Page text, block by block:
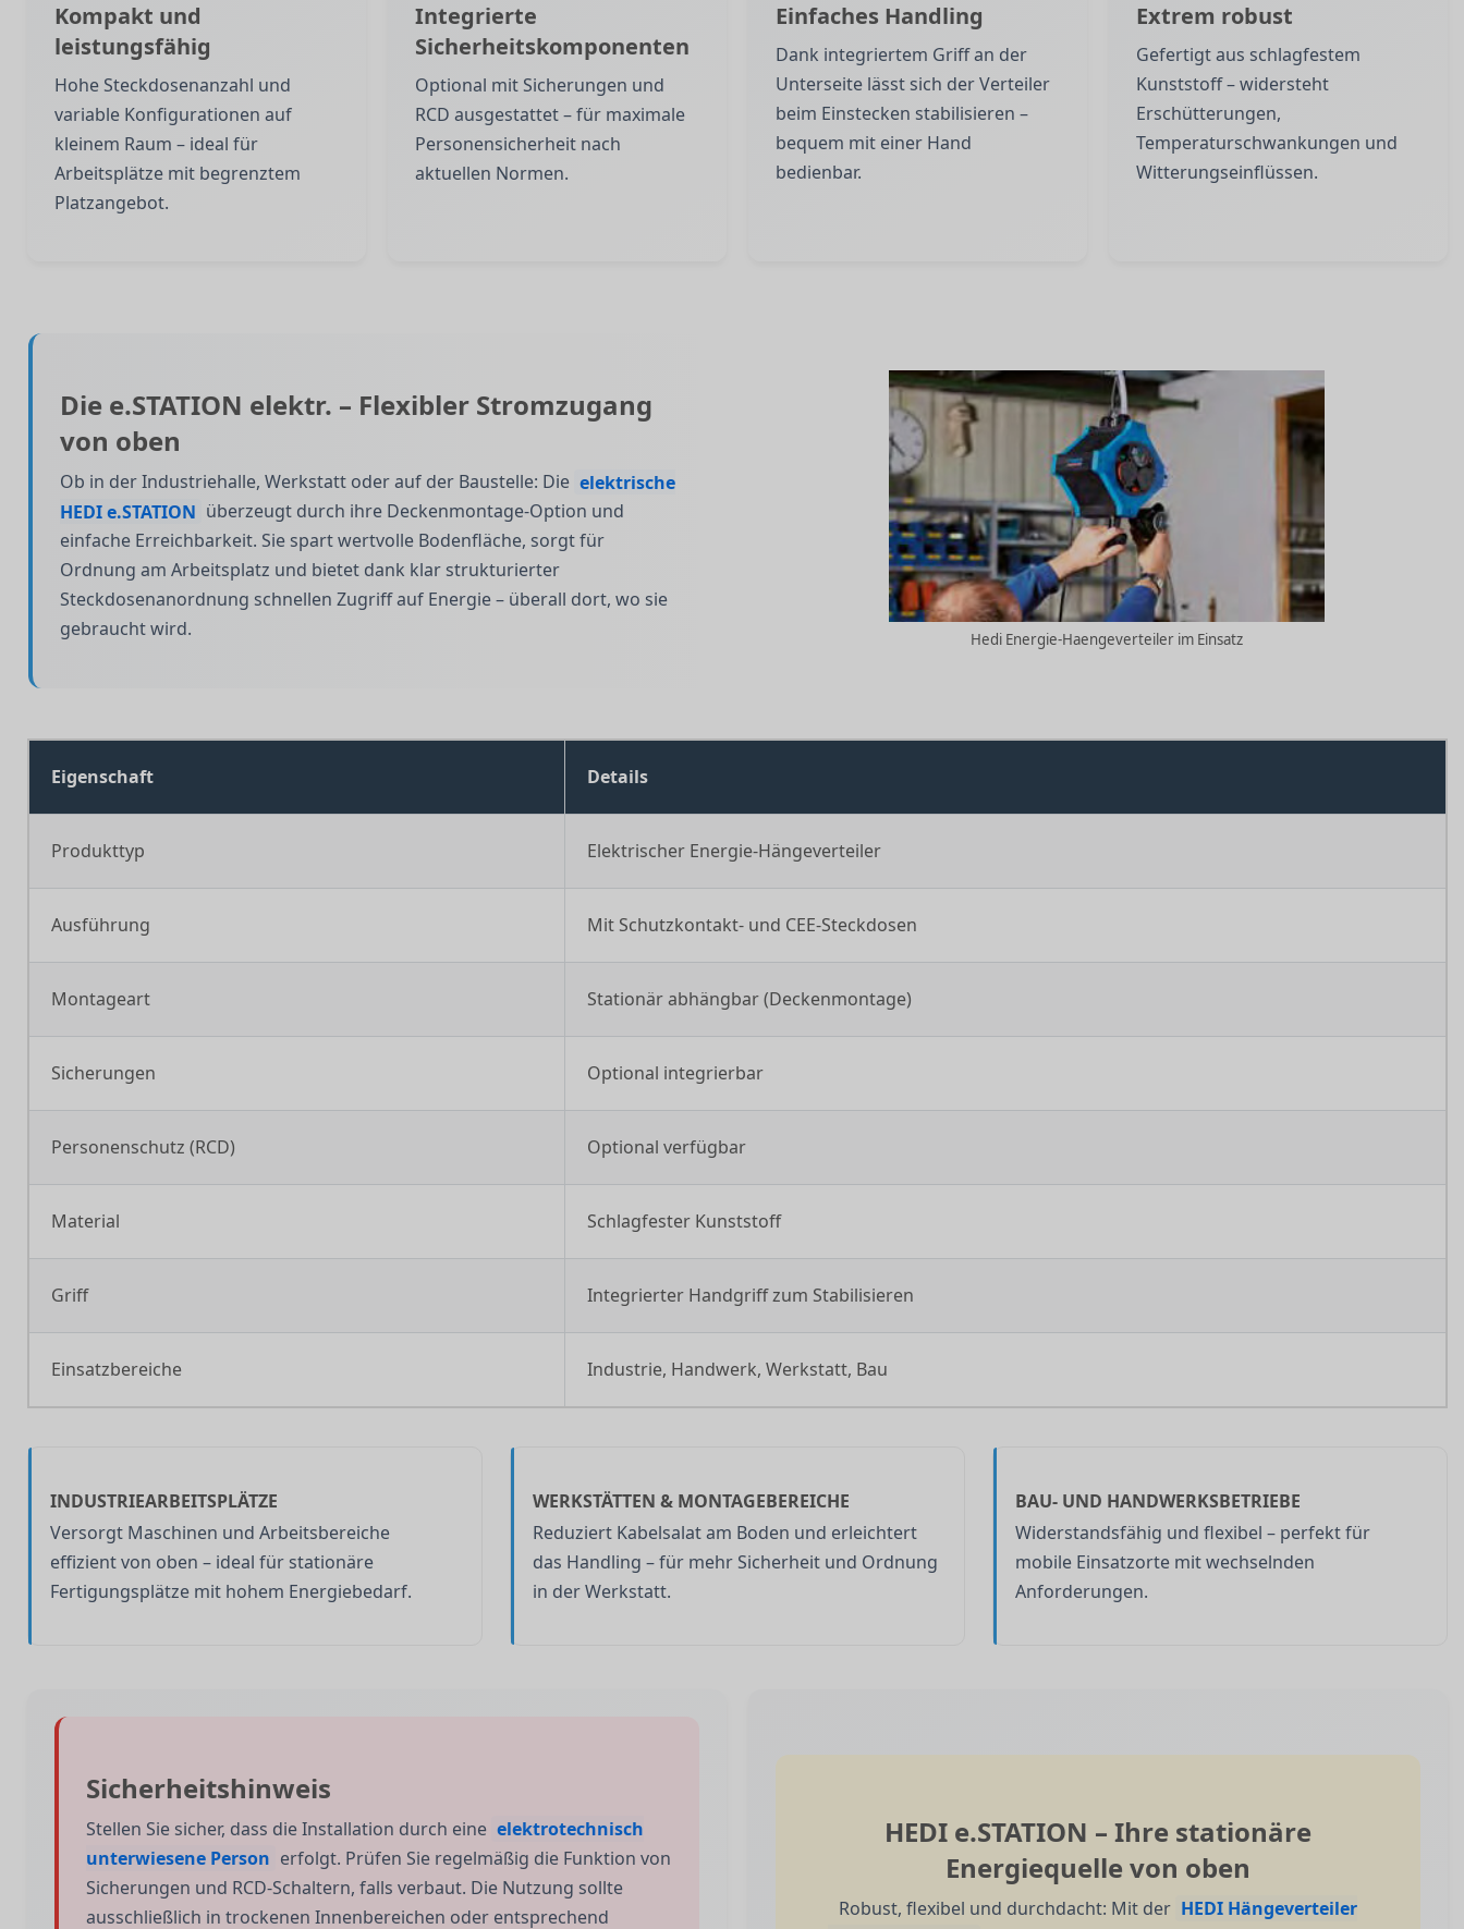
Kompakt und
leistungsfähig
Hohe Steckdosenanzahl und
variable Konfigurationen auf
kleinem Raum – ideal für
Arbeitsplätze mit begrenztem
Platzangebot.
Integrierte
Sicherheitskomponenten
Optional mit Sicherungen und
RCD ausgestattet – für maximale
Personensicherheit nach
aktuellen Normen.
Einfaches Handling
Dank integriertem Griff an der
Unterseite lässt sich der Verteiler
beim Einstecken stabilisieren –
bequem mit einer Hand
bedienbar.
Extrem robust
Gefertigt aus schlagfestem
Kunststoff – widersteht
Erschütterungen,
Temperaturschwankungen und
Witterungseinflüssen.
Die e.STATION elektr. – Flexibler Stromzugang
von oben
Ob in der Industriehalle, Werkstatt oder auf der Baustelle: Die elektrische
HEDI e.STATION überzeugt durch ihre Deckenmontage-Option und
einfache Erreichbarkeit. Sie spart wertvolle Bodenfläche, sorgt für
Ordnung am Arbeitsplatz und bietet dank klar strukturierter
Steckdosenanordnung schnellen Zugriff auf Energie – überall dort, wo sie
gebraucht wird.
Hedi Energie-Haengeverteiler im Einsatz
Eigenschaft Details
Produkttyp Elektrischer Energie-Hängeverteiler
Ausführung Mit Schutzkontakt- und CEE-Steckdosen
Montageart Stationär abhängbar (Deckenmontage)
Sicherungen Optional integrierbar
Personenschutz (RCD) Optional verfügbar
Material Schlagfester Kunststoff
Griff Integrierter Handgriff zum Stabilisieren
Einsatzbereiche Industrie, Handwerk, Werkstatt, Bau
INDUSTRIEARBEITSPLÄTZE
Versorgt Maschinen und Arbeitsbereiche
effizient von oben – ideal für stationäre
Fertigungsplätze mit hohem Energiebedarf.
WERKSTÄTTEN & MONTAGEBEREICHE
Reduziert Kabelsalat am Boden und erleichtert
das Handling – für mehr Sicherheit und Ordnung
in der Werkstatt.
BAU- UND HANDWERKSBETRIEBE
Widerstandsfähig und flexibel – perfekt für
mobile Einsatzorte mit wechselnden
Anforderungen.
Sicherheitshinweis
Stellen Sie sicher, dass die Installation durch eine elektrotechnisch
unterwiesene Person erfolgt. Prüfen Sie regelmäßig die Funktion von
Sicherungen und RCD-Schaltern, falls verbaut. Die Nutzung sollte
ausschließlich in trockenen Innenbereichen oder entsprechend
HEDI e.STATION – Ihre stationäre
Energiequelle von oben
Robust, flexibel und durchdacht: Mit der HEDI Hängeverteiler